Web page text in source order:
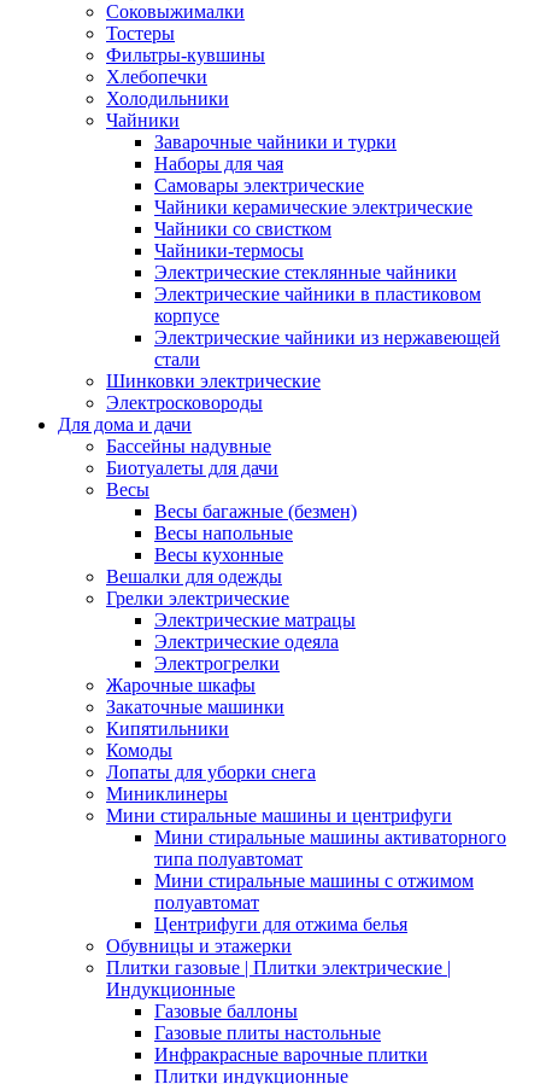
Соковыжималки
Тостеры
Фильтры-кувшины
Хлебопечки
Холодильники
Чайники
Заварочные чайники и турки
Наборы для чая
Самовары электрические
Чайники керамические электрические
Чайники со свистком
Чайники-термосы
Электрические стеклянные чайники
Электрические чайники в пластиковом
корпусе
Электрические чайники из нержавеющей
стали
Шинковки электрические
Электросковороды
Для дома и дачи
Бассейны надувные
Биотуалеты для дачи
Весы
Весы багажные (безмен)
Весы напольные
Весы кухонные
Вешалки для одежды
Грелки электрические
Электрические матрацы
Электрические одеяла
Электрогрелки
Жарочные шкафы
Закаточные машинки
Кипятильники
Комоды
Лопаты для уборки снега
Миниклинеры
Мини стиральные машины и центрифуги
Мини стиральные машины активаторного
типа полуавтомат
Мини стиральные машины с отжимом
полуавтомат
Центрифуги для отжима белья
Обувницы и этажерки
Плитки газовые | Плитки электрические |
Индукционные
Газовые баллоны
Газовые плиты настольные
Инфракрасные варочные плитки
Плитки индукционные